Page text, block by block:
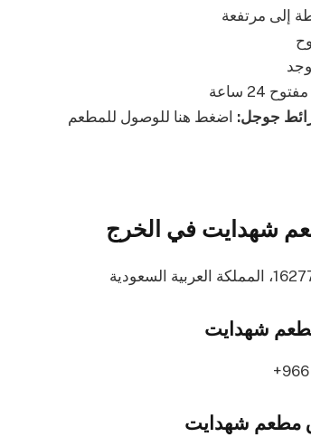
إلى مرتفعة
24 ساعة
جوجل: اضغط هنا للوصول للمطعم
شهدايت في الخرج
شهدايت
مطعم شهدايت